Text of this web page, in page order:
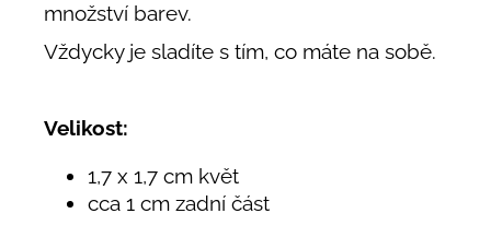
množství barev.
Vždycky je sladíte s tím, co máte na sobě.
Velikost:
1,7 x 1,7 cm květ
cca 1 cm zadní část